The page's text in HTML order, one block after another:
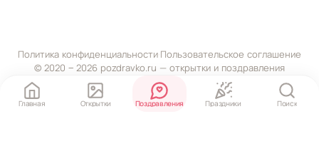
Политика конфиденциальности Пользовательское соглашение
© 2020 ‒ 2026 pozdravko.ru — открытки и поздравления
Главная Открытки Поздравления Праздники Поиск